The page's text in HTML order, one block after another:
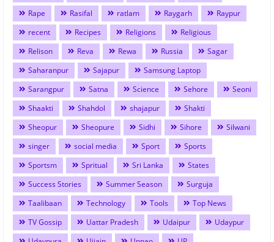
Rape
Rasifal ratlam Raygarh
Raypur
recent
Recipes Religions
Religious
Relison
Reva Rewa Russia
Sagar
Saharanpur
Sajapur
Samsung Laptop
Sarangpur
Satna Science Sehore
Seoni
Shaakti
Shahdol shajapur
Shakti
Sheopur
Sheopure Sidhi Sihore
Silwani
singer
social media Sport
Sports
Sportsm
Spritual Sri Lanka
States
Success Stories
Summer Season
Surguja
Taalibaan
Technology Tools
Top News
TV Gossip
Uattar Pradesh Udaipur
Udaypur